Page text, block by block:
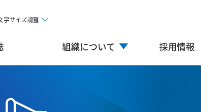
字サイズ調整
組織について 採用情報